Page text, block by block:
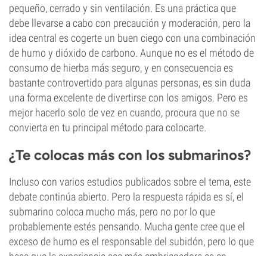
pequeño, cerrado y sin ventilación. Es una práctica que
debe llevarse a cabo con precaución y moderación, pero la
idea central es cogerte un buen ciego con una combinación
de humo y dióxido de carbono. Aunque no es el método de
consumo de hierba más seguro, y en consecuencia es
bastante controvertido para algunas personas, es sin duda
una forma excelente de divertirse con los amigos. Pero es
mejor hacerlo solo de vez en cuando, procura que no se
convierta en tu principal método para colocarte.
¿Te colocas más con los submarinos?
Incluso con varios estudios publicados sobre el tema, este
debate continúa abierto. Pero la respuesta rápida es sí, el
submarino coloca mucho más, pero no por lo que
probablemente estés pensando. Mucha gente cree que el
exceso de humo es el responsable del subidón, pero lo que